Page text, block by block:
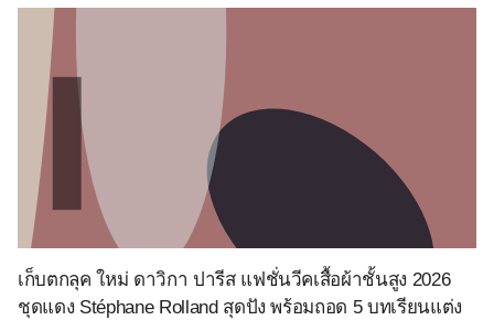
เก็บตกลุค ใหม่ ดาวิกา ปารีส แฟชั่นวีคเสื้อผ้าชั้นสูง 2026
ชุดแดง Stéphane Rolland สุดปัง พร้อมถอด 5 บทเรียนแต่ง